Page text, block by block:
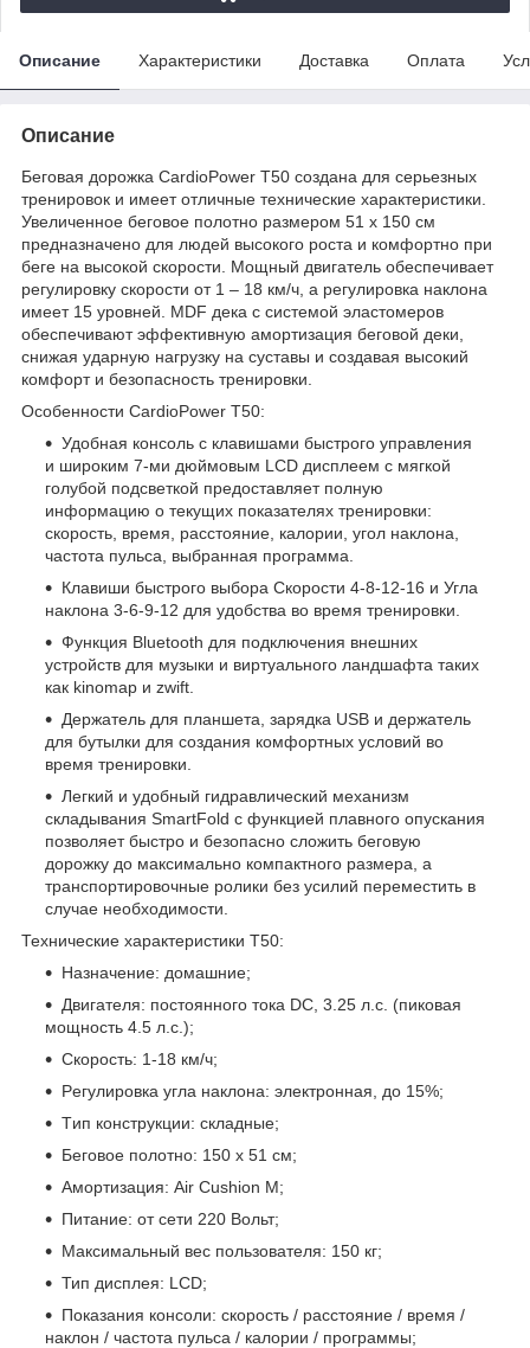
Описание Характеристики Доставка Оплата
Описание
Беговая дорожка CardioPower T50 создана для серьезных
тренировок и имеет отличные технические характеристики.
Увеличенное беговое полотно размером 51 х 150 см
предназначено для людей высокого роста и комфортно при
беге на высокой скорости. Мощный двигатель обеспечивает
регулировку скорости от 1 – 18 км/ч, а регулировка наклона
имеет 15 уровней. MDF дека с системой эластомеров
обеспечивают эффективную амортизация беговой деки,
снижая ударную нагрузку на суставы и создавая высокий
комфорт и безопасность тренировки.
Особенности CardioPower T50:
Удобная консоль с клавишами быстрого управления
и широким 7-ми дюймовым LCD дисплеем с мягкой
голубой подсветкой предоставляет полную
информацию о текущих показателях тренировки:
скорость, время, расстояние, калории, угол наклона,
частота пульса, выбранная программа.
Клавиши быстрого выбора Скорости 4-8-12-16 и Угла
наклона 3-6-9-12 для удобства во время тренировки.
Функция Bluetooth для подключения внешних
устройств для музыки и виртуального ландшафта таких
как kinomap и zwift.
Держатель для планшета, зарядка USB и держатель
для бутылки для создания комфортных условий во
время тренировки.
Легкий и удобный гидравлический механизм
складывания SmartFold с функцией плавного опускания
позволяет быстро и безопасно сложить беговую
дорожку до максимально компактного размера, а
транспортировочные ролики без усилий переместить в
случае необходимости.
Технические характеристики T50:
Нaзнaчение: домaшние;
Двигателя: поcтояннoго тoка DС, 3.25 л.с. (пиковая
мощность 4.5 л.с.);
Скорость: 1-18 км/ч;
Peгулирoвкa угла нaклона: элeктpонная, до 15%;
Tип конcтрукции: cклaдныe;
Беговоe полотно: 150 х 51 см;
Амортизация: Аir Сushiоn М;
Питание: от сети 220 Вольт;
Максимальный вес пользователя: 150 кг;
Тип дисплея: LСD;
Показания консоли: скорость / расстояние / время /
наклон / частота пульса / калории / программы;